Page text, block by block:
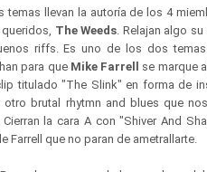
temas llevan la autoría de los 4
The Weeds. Relajan algo
riffs. Es uno de los dos
para que Mike Farrell
se marque
titulado "The Slink" en forma de
otro brutal rhytmn and blues que
Cierran la cara A con "Shiver And
Farrell que no paran de ametrallarte.